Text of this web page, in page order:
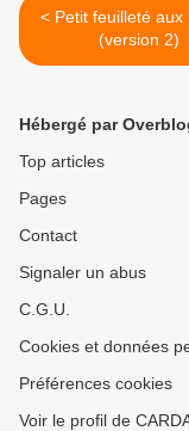
< Petit feuilleté aux blettes
(version 2)
Hébergé par
Top articles
Pages
Contact
Signaler un abus
C.G.U.
Cookies et données
Préférences cookies
Voir le profil de